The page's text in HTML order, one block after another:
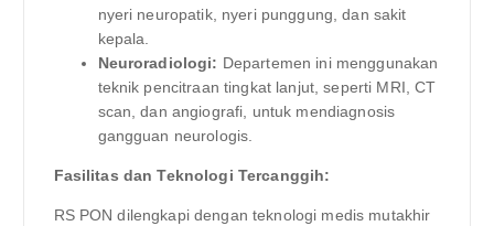
nyeri neuropatik, nyeri punggung, dan sakit
kepala.
Neuroradiologi: Departemen ini menggunakan
teknik pencitraan tingkat lanjut, seperti MRI, CT
scan, dan angiografi, untuk mendiagnosis
gangguan neurologis.
Fasilitas dan Teknologi Tercanggih:
RS PON dilengkapi dengan teknologi medis mutakhir